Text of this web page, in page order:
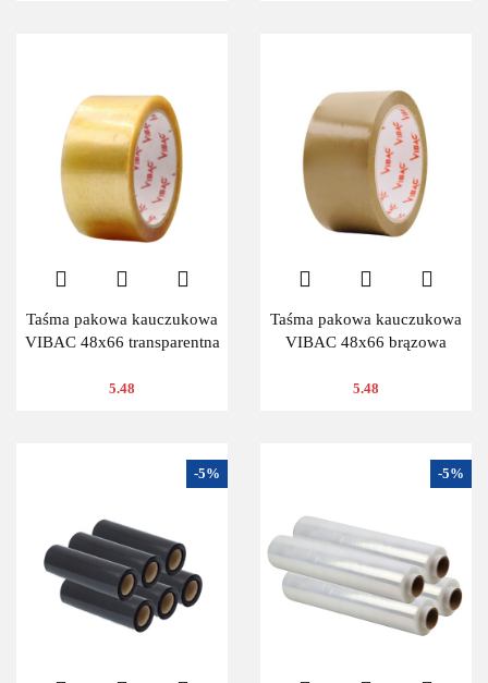
Taśma pakowa kauczukowa
VIBAC 48x66 transparentna
5.48
Taśma pakowa kauczukowa
VIBAC 48x66 brązowa
5.48
-5% -5%